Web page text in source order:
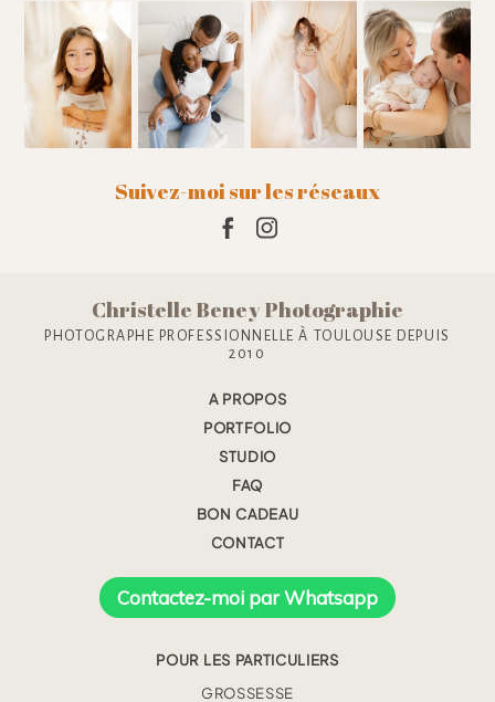
Suivez-moi sur les réseaux
Christelle Beney Photographie
PHOTOGRAPHE PROFESSIONNELLE À TOULOUSE DEPUIS
2010
A PROPOS
PORTFOLIO
STUDIO
FAQ
BON CADEAU
CONTACT
Contactez-moi par Whatsapp
POUR LES PARTICULIERS
GROSSESSE